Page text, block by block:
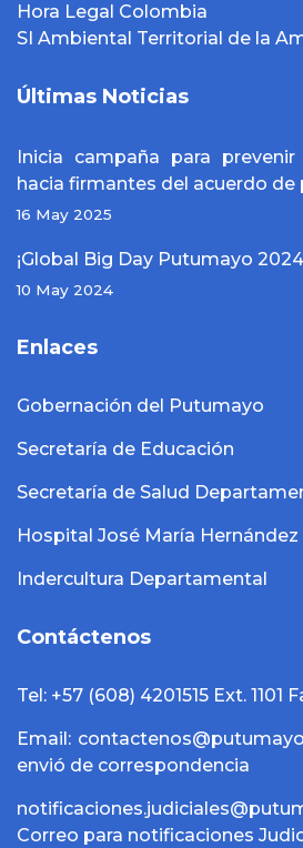
Hora Legal Colombia
SI Ambiental Territorial de la
Últimas Noticias
Inicia campaña para
hacia firmantes del acuerdo de
16 May 2025
¡Global Big Day Putumayo
10 May 2024
Enlaces
Gobernación del Putumayo
Secretaría de Educación
Secretaría de Salud
Hospital José María Hernández
Indercultura Departamental
Contáctenos
Tel: +57 (608) 4201515 Ext. 1101
Email:
envió de correspondencia
Correo para notificaciones